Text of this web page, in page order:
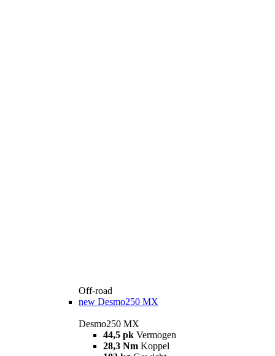
Off-road
new Desmo250 MX
Desmo250 MX
44,5 pk Vermogen
28,3 Nm Koppel